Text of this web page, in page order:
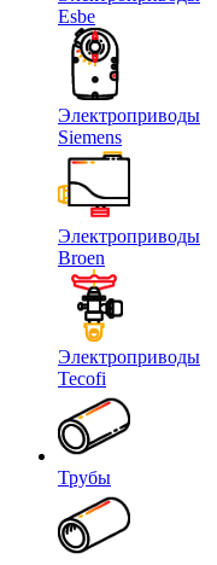
Esbe
Электроприводы
Siemens
Электроприводы
Broen
Электроприводы
Tecofi
Трубы